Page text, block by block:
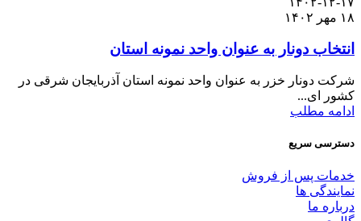
۱۸ مهر ۱۴۰۲
انتخاب دونار به عنوان واحد نمونه استان
شرکت دونار خزر به عنوان واحد نمونه استان آذربایجان شرقی در
کشور ای...
ادامه مطلب
دسترسی سریع
خدمات پس از فروش
نمایندگی ها
درباره ما